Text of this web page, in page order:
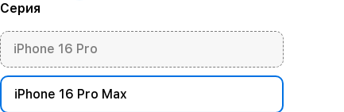
Серия
iPhone 16 Pro
iPhone 16 Pro Max